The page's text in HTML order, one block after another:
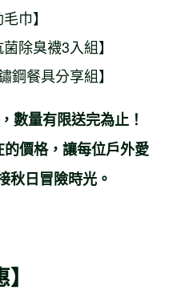
巾】
除臭襪3入組】
鋼餐具分享組】
數量有限送完為止！
價格，讓每位戶外愛
秋日冒險時光。